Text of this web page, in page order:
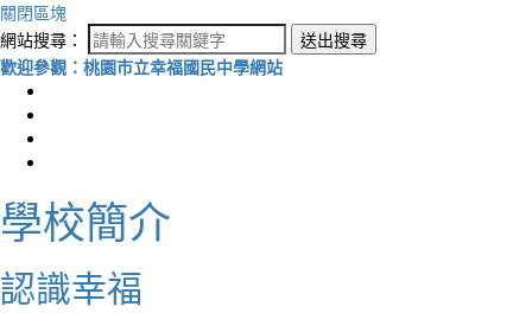
關閉區塊
網站搜尋：
送出搜尋
歡迎參觀：桃園市立幸福國民中學網站
學校簡介
認識幸福